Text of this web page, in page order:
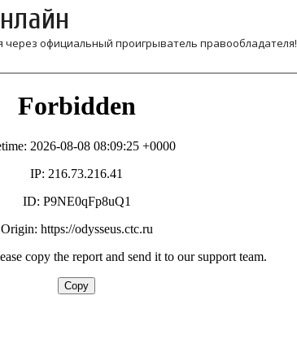
через официальный проигрыватель правообладателя!